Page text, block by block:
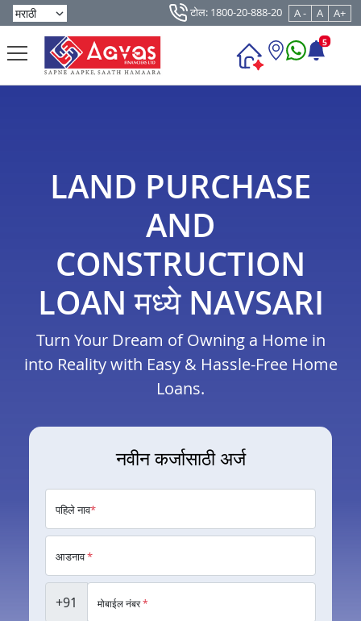
टोल: 1800-20-888-20 A - A A+
5
LAND PURCHASE
AND
CONSTRUCTION
LOAN मध्ये NAVSARI
Turn Your Dream of Owning a Home in
into Reality with Easy & Hassle-Free Home
Loans.
नवीन कर्जासाठी अर्ज
पहिले नाव*
आडनाव*
+91 मोबाईल नंबर*